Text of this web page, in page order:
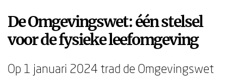
De Omgevingswet: één stelsel
voor de fysieke leefomgeving
Op 1 januari 2024 trad de Omgevingswet